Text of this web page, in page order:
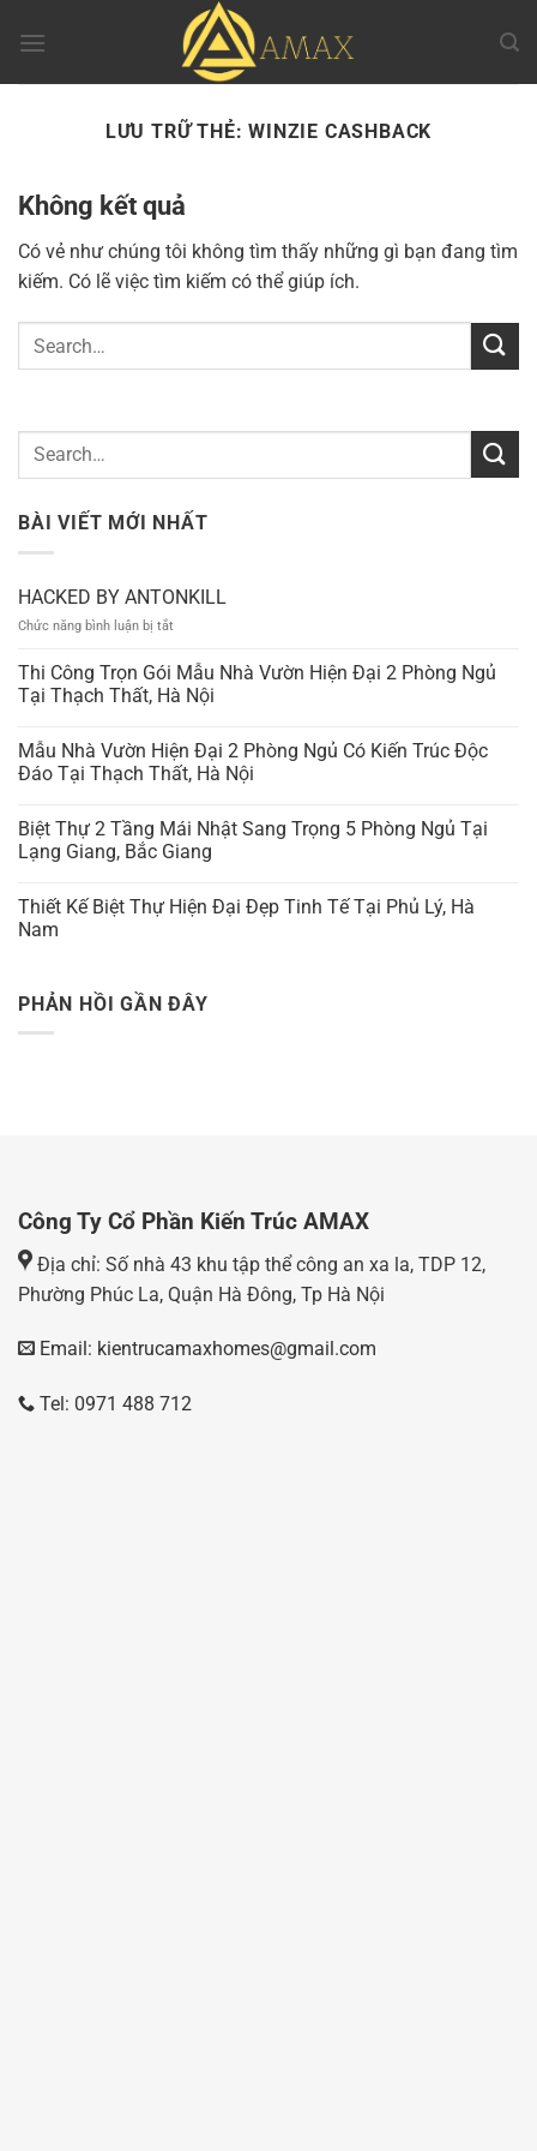
đến
LƯU TRỮ THẺ:WINZIE CASHBACK
Không kết quả
Có vẻ như chúng tôi không tìm thấy những gì bạn đang tìm
kiếm. Có lẽ việc tìm kiếm có thể giúp ích.
BÀI VIẾT MỚI NHẤT
HACKED BY ANTONKILL
Chức năng bình luận bị tắt
BY
ANTONKILL
Thi Công Trọn Gói Mẫu Nhà Vườn Hiện Đại 2 Phòng Ngủ
Tại Thạch Thất, Hà Nội
Mẫu Nhà Vườn Hiện Đại 2 Phòng Ngủ Có Kiến Trúc Độc
Đáo Tại Thạch Thất, Hà Nội
Biệt Thự 2 Tầng Mái Nhật Sang Trọng 5 Phòng Ngủ Tại
Lạng Giang, Bắc Giang
Thiết Kế Biệt Thự Hiện Đại Đẹp Tinh Tế Tại Phủ Lý, Hà
Nam
PHẢN HỒI GẦN ĐÂY
Công Ty Cổ Phần Kiến Trúc AMAX
Địa chỉ: Số nhà 43 khu tập thể công an xa la, TDP 12,
Phường Phúc La, Quận Hà Đông, Tp Hà Nội
Email: kientrucamaxhomes@gmail.com
Tel: 0971 488 712